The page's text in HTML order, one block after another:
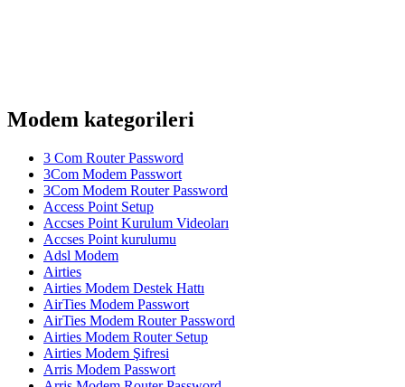
Modem kategorileri
3 Com Router Password
3Com Modem Passwort
3Com Modem Router Password
Access Point Setup
Accses Point Kurulum Videoları
Accses Point kurulumu
Adsl Modem
Airties
Airties Modem Destek Hattı
AirTies Modem Passwort
AirTies Modem Router Password
Airties Modem Router Setup
Airties Modem Şifresi
Arris Modem Passwort